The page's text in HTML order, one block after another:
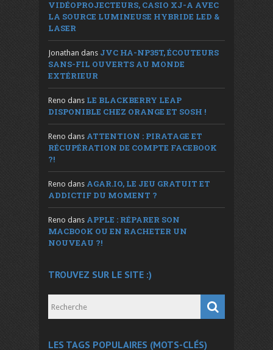
VIDÉOPROJECTEURS, CASIO XJ-A AVEC
LA SOURCE LUMINEUSE HYBRIDE LED &
LASER
Jonathan dans JVC HA-NP35T, ÉCOUTEURS
SANS-FIL OUVERTS AU MONDE
EXTÉRIEUR
Reno dans LE BLACKBERRY LEAP
DISPONIBLE CHEZ ORANGE ET SOSH !
Reno dans ATTENTION : PIRATAGE ET
RÉCUPÉRATION DE COMPTE FACEBOOK
?!
Reno dans AGAR.IO, LE JEU GRATUIT ET
ADDICTIF DU MOMENT ?
Reno dans APPLE : RÉPARER SON
MACBOOK OU EN RACHETER UN
NOUVEAU ?!
TROUVEZ SUR LE SITE :)
LES TAGS POPULAIRES (MOTS-CLÉS)